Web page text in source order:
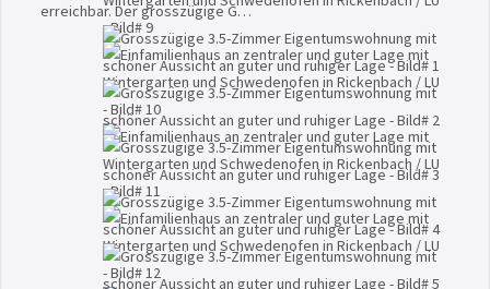
erreichbar. Der grosszügige G…